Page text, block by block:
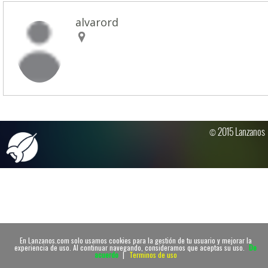
En Lanzanos.com solo usamos cookies para la gestión de tu usuario y mejorar la
experiencia de uso. Al continuar navegando, consideramos que aceptas su uso. De
acuerdo | Terminos de uso
alvarord
© 2015 Lanzanos